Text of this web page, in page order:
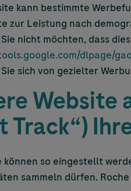
kann bestimmte
zur Leistung nach
nicht möchten, dass
dlpage/
sich von gezielter
Track“)
so eingestellt
sammeln dürfen.